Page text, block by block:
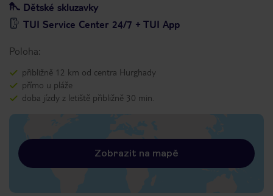
Dětské skluzavky
TUI Service Center 24/7 + TUI App
Poloha:
přibližně 12 km od centra Hurghady
přímo u pláže
doba jízdy z letiště přibližně 30 min.
Zobrazit na mapě